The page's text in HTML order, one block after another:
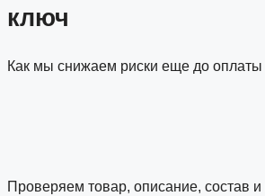
ключ
Как мы снижаем риски еще до оплаты
Проверяем товар, описание, состав